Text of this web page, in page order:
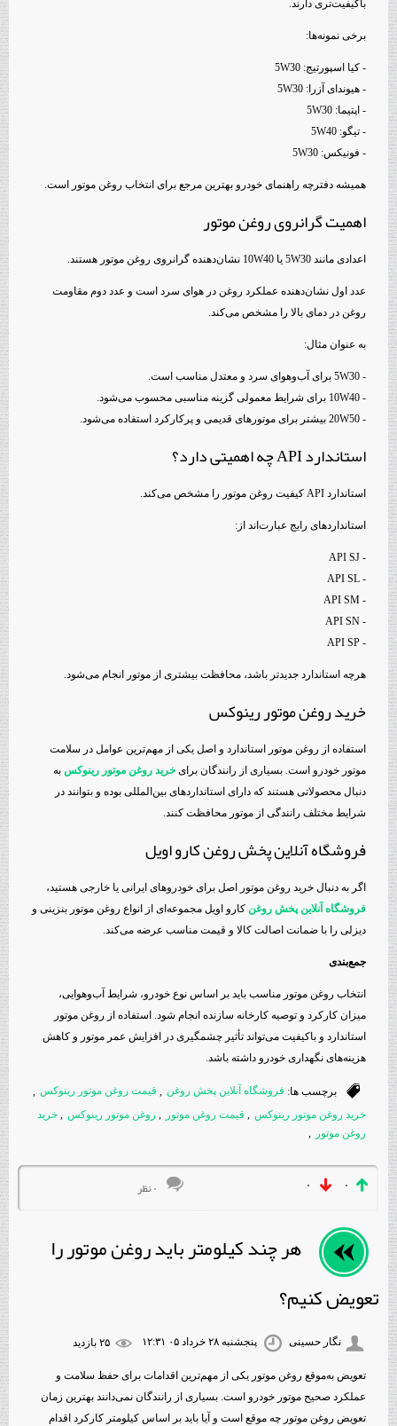
باکیفیت‌تری دارند.
برخی نمونه‌ها:
- کیا اسپورتیج: 5W30
- هیوندای آزرا: 5W30
- اپتیما: 5W30
- تیگو: 5W40
- فونیکس: 5W30
همیشه دفترچه راهنمای خودرو بهترین مرجع برای انتخاب روغن موتور است.
اهمیت گرانروی روغن موتور
اعدادی مانند 5W30 یا 10W40 نشان‌دهنده گرانروی روغن موتور هستند.
عدد اول نشان‌دهنده عملکرد روغن در هوای سرد است و عدد دوم مقاومت
روغن در دمای بالا را مشخص می‌کند.
به عنوان مثال:
- 5W30 برای آب‌وهوای سرد و معتدل مناسب است.
- 10W40 برای شرایط معمولی گزینه مناسبی محسوب می‌شود.
- 20W50 بیشتر برای موتورهای قدیمی و پرکارکرد استفاده می‌شود.
استاندارد API چه اهمیتی دارد؟
استاندارد API کیفیت روغن موتور را مشخص می‌کند.
استانداردهای رایج عبارت‌اند از:
- API SJ
- API SL
- API SM
- API SN
- API SP
هرچه استاندارد جدیدتر باشد، محافظت بیشتری از موتور انجام می‌شود.
خرید روغن موتور رینوکس
استفاده از روغن موتور استاندارد و اصل یکی از مهم‌ترین عوامل در سلامت
موتور خودرو است. بسیاری از رانندگان برای خرید روغن موتور رینوکس به
دنبال محصولاتی هستند که دارای استانداردهای بین‌المللی بوده و بتوانند در
شرایط مختلف رانندگی از موتور محافظت کنند.
فروشگاه آنلاین پخش روغن کارو اویل
اگر به دنبال خرید روغن موتور اصل برای خودروهای ایرانی یا خارجی هستید،
فروشگاه آنلاین پخش روغن کارو اویل مجموعه‌ای از انواع روغن موتور بنزینی و
دیزلی را با ضمانت اصالت کالا و قیمت مناسب عرضه می‌کند.
جمع‌بندی
انتخاب روغن موتور مناسب باید بر اساس نوع خودرو، شرایط آب‌وهوایی،
میزان کارکرد و توصیه کارخانه سازنده انجام شود. استفاده از روغن موتور
استاندارد و باکیفیت می‌تواند تأثیر چشمگیری در افزایش عمر موتور و کاهش
هزینه‌های نگهداری خودرو داشته باشد.
برچسب ها: فروشگاه آنلاین پخش روغن قیمت روغن موتور رینوکس
خرید روغن موتور رینوکس
قیمت روغن موتور روغن موتور رینوکس
خرید
روغن موتور
۰ ۰ ۰ نظر
هر چند کیلومتر باید روغن موتور را
تعویض کنیم؟
نگار حسینی پنجشنبه ۲۸ خرداد ۰۵ ۱۲:۳۱
تعویض به‌موقع روغن موتور یکی از مهم‌ترین اقدامات برای حفظ سلامت و
عملکرد صحیح موتور خودرو است. بسیاری از رانندگان نمی‌دانند بهترین زمان
تعویض روغن موتور چه موقع است و آیا باید بر اساس کیلومتر کارکرد اقدام